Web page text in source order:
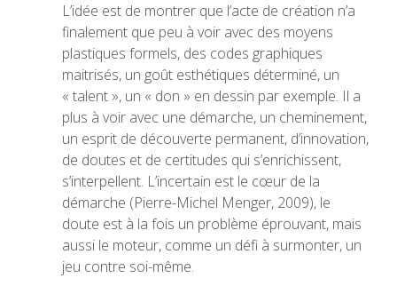
L’idée est de montrer que l’acte de création n’a
finalement que peu à voir avec des moyens
plastiques formels, des codes graphiques
maitrisés, un goût esthétiques déterminé, un
« talent », un « don » en dessin par exemple. Il a
plus à voir avec une démarche, un cheminement,
un esprit de découverte permanent, d’innovation,
de doutes et de certitudes qui s’enrichissent,
s’interpellent. L’incertain est le cœur de la
démarche (Pierre-Michel Menger, 2009), le
doute est à la fois un problème éprouvant, mais
aussi le moteur, comme un défi à surmonter, un
jeu contre soi-même.